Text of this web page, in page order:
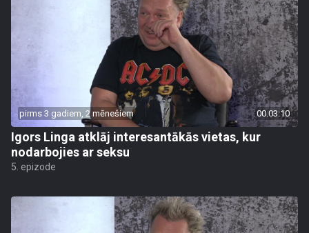
pirms 3 gadiem, 2 mēnešiem 00:03:10
Igors Linga atklāj interesantākās vietas, kur
nodarbojies ar seksu
5. epizode